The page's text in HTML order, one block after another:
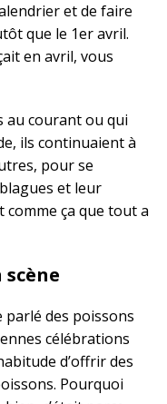
et de faire
que le 1er avril.
en avril, vous
au courant ou qui
ils continuaient à
pour se
et leur
comme ça que tout a
parlé des poissons
célébrations
d’offrir des
Pourquoi